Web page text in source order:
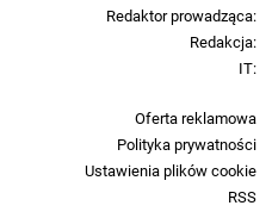
Oferta reklamowa
Polityka prywatności
Ustawienia plików cookie
RSS
Redaktor prowadząca:
Redakcja:
IT: